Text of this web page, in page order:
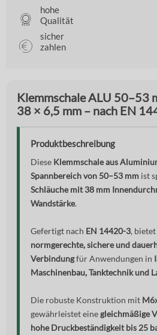
hohe
Qualität
sicher
zahlen
Klemmschale ALU 50–53
38 × 6,5 mm – nach EN
Produktbeschreibung
Diese Klemmschale aus
Spannbereich von 50–53 mm ist
Schläuche mit 38 mm
Wandstärke.
Gefertigt nach EN 14420-3,
normgerechte, sichere und
Verbindungfür Anwendungen in
Maschinenbau, Tanktechnik und
Die robuste Konstruktion mit
gewährleistet einegleichmäßige
hohe Druckbeständigkeit bis 25